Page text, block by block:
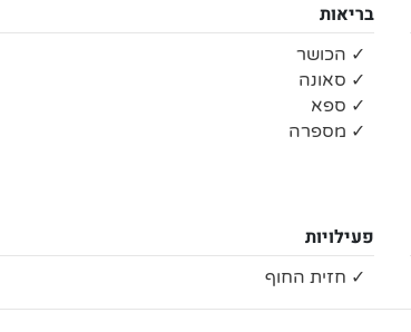
בריאות
✓ הכושר
✓ סאונה
✓ ספא
✓ מספרה
פעילויות
✓ חזית החוף